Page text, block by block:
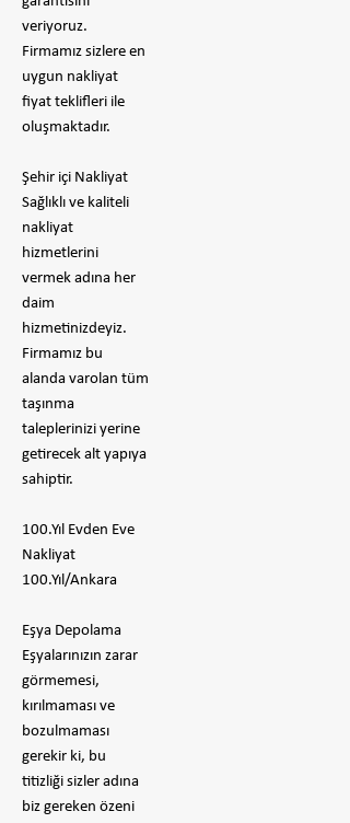
veriyoruz.
Firmamız sizlere en
uygun nakliyat
fiyat teklifleri ile
oluşmaktadır.
Şehir içi Nakliyat
Sağlıklı ve kaliteli
nakliyat
hizmetlerini
vermek adına her
daim
hizmetinizdeyiz.
Firmamız bu
alanda varolan tüm
taşınma
taleplerinizi yerine
getirecek alt yapıya
sahiptir.
100.Yıl Evden Eve
Nakliyat
100.Yıl/Ankara
Eşya Depolama
Eşyalarınızın zarar
görmemesi,
kırılmaması ve
bozulmaması
gerekir ki, bu
titizliği sizler adına
biz gereken özeni